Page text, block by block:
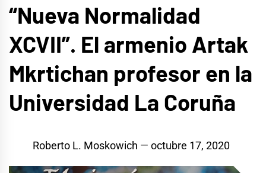
“Nueva Normalidad
XCVII”. El armenio Artak
Mkrtichan profesor en la
Universidad La Coruña
Roberto L. Moskowich octubre 17, 2020